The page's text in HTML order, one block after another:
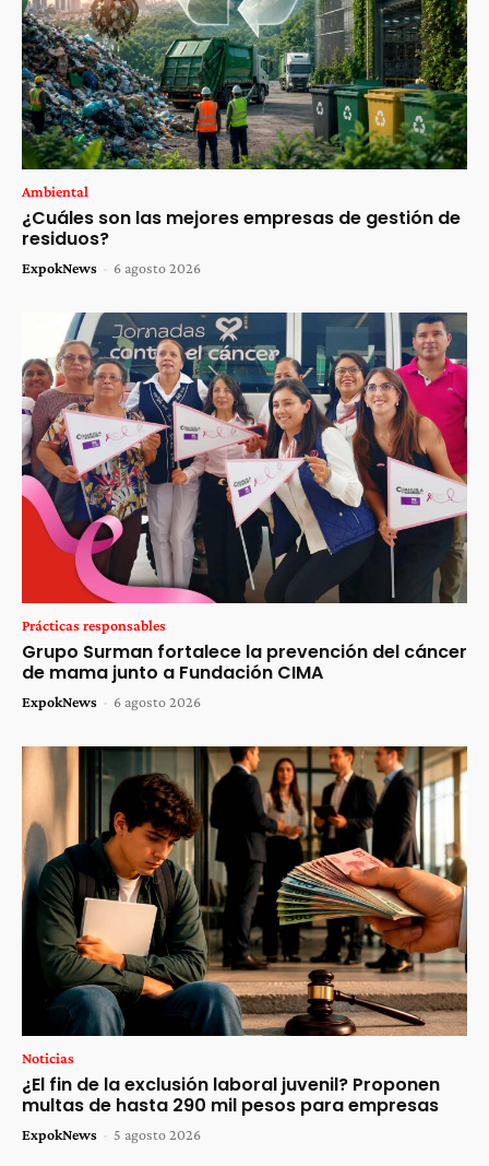
Ambiental
¿Cuáles son las mejores empresas de gestión de
residuos?
ExpokNews - 6 agosto 2026
Prácticas responsables
Grupo Surman fortalece la prevención del cáncer
de mama junto a Fundación CIMA
ExpokNews - 6 agosto 2026
Noticias
¿El fin de la exclusión laboral juvenil? Proponen
multas de hasta 290 mil pesos para empresas
ExpokNews - 5 agosto 2026